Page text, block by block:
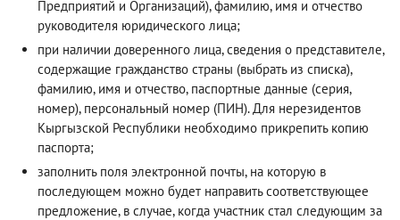
Предприятий и Организаций), фамилию, имя и отчество
руководителя юридического лица;
при наличии доверенного лица, сведения о представителе,
содержащие гражданство страны (выбрать из списка),
фамилию, имя и отчество, паспортные данные (серия,
номер), персональный номер (ПИН). Для нерезидентов
Кыргызской Республики необходимо прикрепить копию
паспорта;
заполнить поля электронной почты, на которую в
последующем можно будет направить соответствующее
предложение, в случае, когда участник стал следующим за